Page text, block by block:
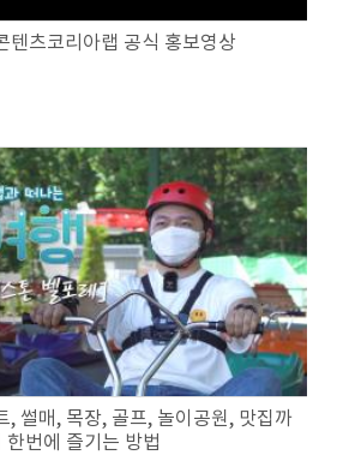
텐츠코리아랩 공식 홍보영상
, 썰매, 목장, 골프, 놀이공원, 맛집까
한번에 즐기는 방법